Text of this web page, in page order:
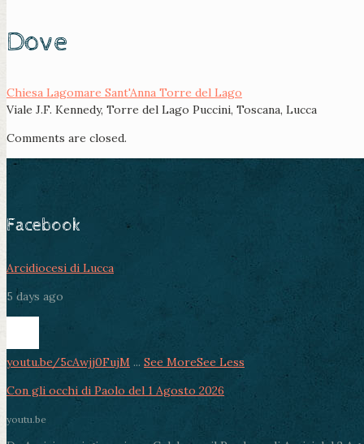
Dove
Chiesa Lagomare Sant'Anna Torre del Lago
Viale J.F. Kennedy, Torre del Lago Puccini, Toscana, Lucca
Comments are closed.
Facebook
Arcidiocesi di Lucca
5 days ago
youtu.be/5cAwjj0FujM ... See MoreSee Less
Con gli occhi di Paolo del 1 Agosto 2026
youtu.be